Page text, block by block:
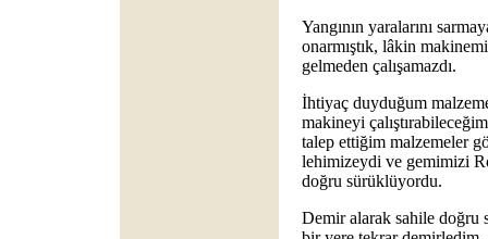
Yangının yaralarını
onarmıştık, lâkin
gelmeden çalışamazdı.
İhtiyaç duyduğum
makineyi
talep ettiğim malzemeler
lehimizeydi ve gemimizi
doğru sürüklüyordu.
Demir alarak sahile doğru